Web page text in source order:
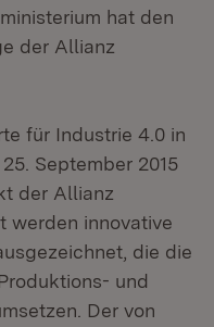
hat den
der Allianz
für Industrie 4.0 in
September 2015
der Allianz
werden innovative
die die
und
Der von